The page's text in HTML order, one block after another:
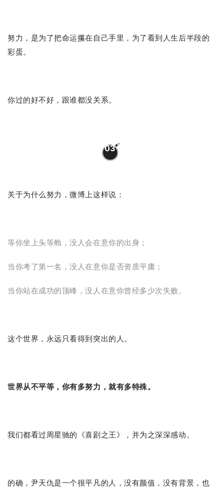
努力，是为了把命运攥在自己手里，为了看到人生后半段的
彩蛋。
你过的好不好，跟谁都没关系。
03
关于为什么努力，微博上这样说：
等你坐上头等舱，没人会在意你的出身；
当你考了第一名，没人在意你是否资质平庸；
当你站在成功的顶峰，没人在意你曾经多少次失败。
这个世界，永远只看得到突出的人。
世界从不平等，你有多努力，就有多特殊。
我们都看过周星驰的《喜剧之王》，并为之深深感动。
的确，尹天仇是一个很平凡的人，没有颜值，没有背景，也